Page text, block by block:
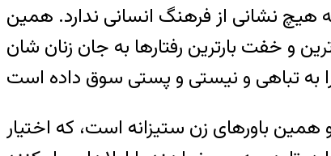
نشانی از فرهنگ انسانی ندارد. همین
و خفت بارترین رفتارها به جان زنان شان
باورهای زن ستیزانه است، که اختیار